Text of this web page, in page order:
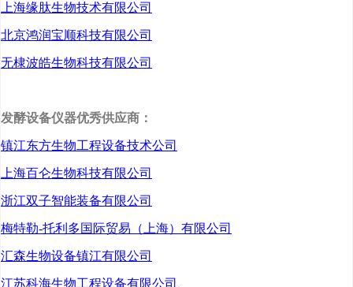
上海缘肽生物技术有限公司
北京鸿润宝顺科技有限公司
无棣波皓生物科技有限公司
发酵设备仪器优秀供应商：
镇江东方生物工程设备技术公司
上海百仑生物科技有限公司
浙江双子智能装备有限公司
梅特勒-托利多国际贸易（上海）有限公司
汇森生物设备镇江有限公司
江苏科海生物工程设备有限公司